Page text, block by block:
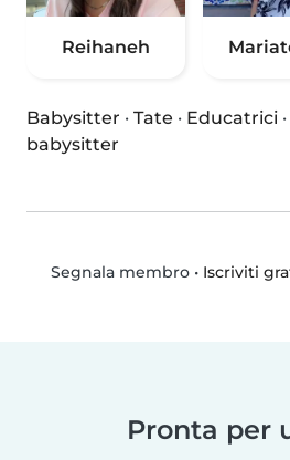
Reihaneh
Babysitter · Tate · Educatrici ·
babysitter
Segnala membro• Iscriviti
Pronta per